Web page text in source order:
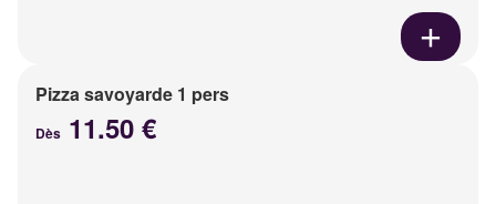
Pizza savoyarde 1 pers
Dès 11.50 €